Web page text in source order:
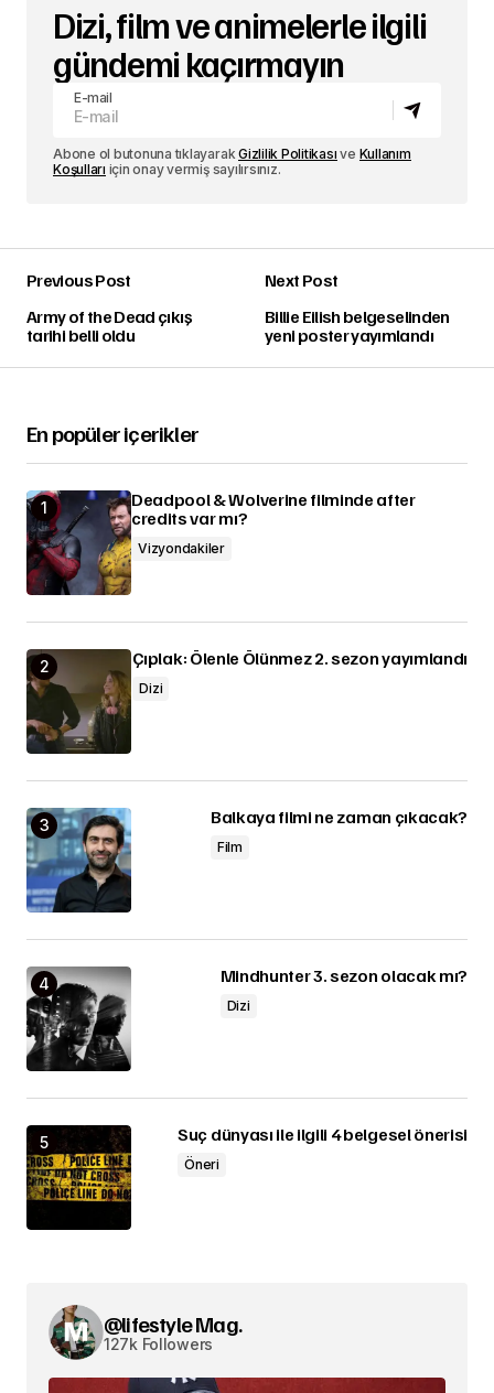
Dizi, film ve animelerle ilgili
gündemi kaçırmayın
E-mail
Abone ol butonuna tıklayarakGizlilik Politikası ve Kullanım
Koşulları için onay vermiş sayılırsınız.
Previous Post
Army of the Dead çıkış
tarihi belli oldu
Next Post
Billie Eilish belgeselinden
yeni poster yayımlandı
En popüler içerikler
Deadpool & Wolverine filminde after
credits var mı?
Vizyondakiler
Çıplak: Ölenle Ölünmez 2. sezon yayımlandı
Dizi
Balkaya filmi ne zaman çıkacak?
Film
Mindhunter 3. sezon olacak mı?
Dizi
Suç dünyası ile ilgili 4 belgesel önerisi
Öneri
@lifestyle Mag.
127k Followers